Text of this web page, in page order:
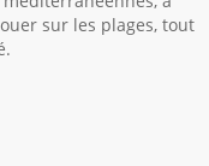
sur les plages, tout